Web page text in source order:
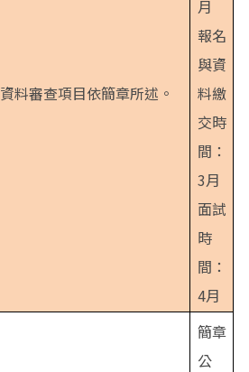
資料審查項目依簡章所述。
月
報名
與資
料繳
交時
間：
3月
面試
時
間：
4月
簡章
公